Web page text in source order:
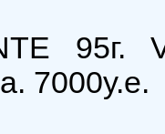
7000у.е.